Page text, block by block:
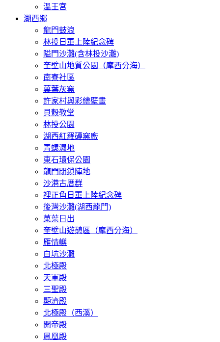
溫王宮
湖西鄉
龍門鼓浪
林投日軍上陸紀念碑
隘門沙灘(含林投沙灘)
奎壁山地質公園（摩西分海）
南寮社區
菓葉灰窯
許家村與彩繪壁畫
貝殼教堂
林投公園
湖西紅羅磚窯廠
青螺濕地
東石環保公園
龍門閉鎖陣地
沙港古厝群
裡正角日軍上陸紀念碑
後灣沙灘(湖西龍門)
菓葉日出
奎壁山遊憩區（摩西分海）
雁情嶼
白坑沙灘
​北極殿
天軍殿
三聖殿
顯濟殿
北極殿（西溪）
開帝殿
鳳凰殿